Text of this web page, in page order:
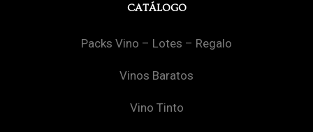
CATÁLOGO
Packs Vino – Lotes – Regalo
Vinos Baratos
Vino Tinto